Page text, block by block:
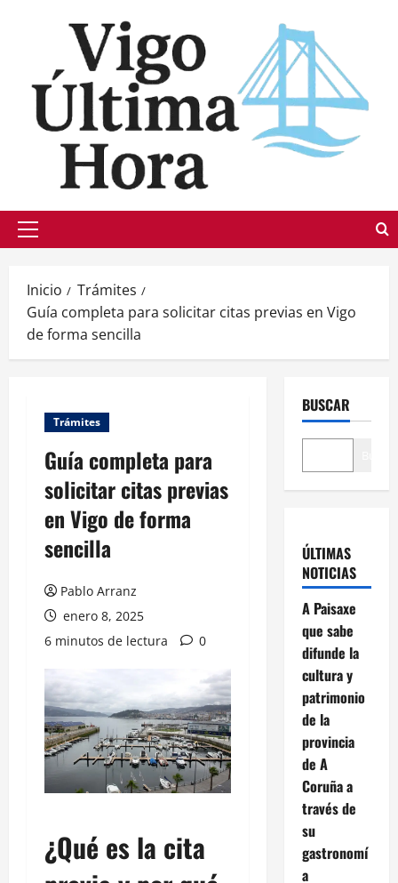
Menú
Inicio
Trámites
Guía completa para solicitar citas previas en Vigo
de forma sencilla
Trámites
Guía completa para
solicitar citas previas
en Vigo de forma
sencilla
Pablo Arranz
enero 8, 2025
6 minutos de lectura
0
¿Qué es la cita
BUSCAR
ÚLTIMAS
NOTICIAS
A Paisaxe
que sabe
difunde la
cultura y
patrimonio
de la
provincia
de A
Coruña a
través de
su
gastronomí
a